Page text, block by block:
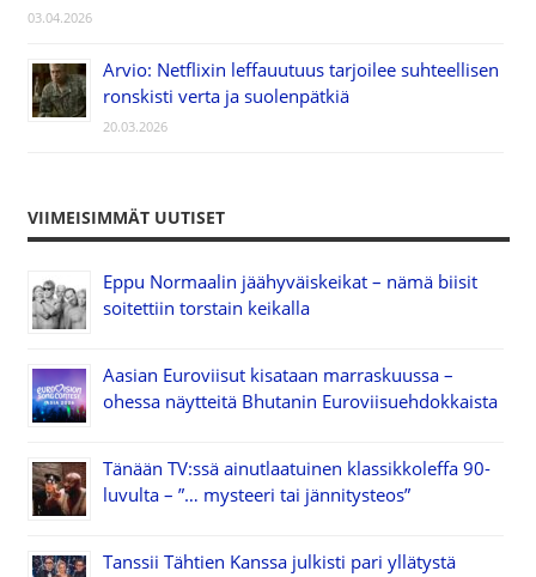
03.04.2026
Arvio: Netflixin leffauutuus tarjoilee suhteellisen
ronskisti verta ja suolenpätkiä
20.03.2026
VIIMEISIMMÄT UUTISET
Eppu Normaalin jäähyväiskeikat – nämä biisit
soitettiin torstain keikalla
Aasian Euroviisut kisataan marraskuussa –
ohessa näytteitä Bhutanin Euroviisuehdokkaista
Tänään TV:ssä ainutlaatuinen klassikkoleffa 90-
luvulta – ”… mysteeri tai jännitysteos”
Tanssii Tähtien Kanssa julkisti pari yllätystä